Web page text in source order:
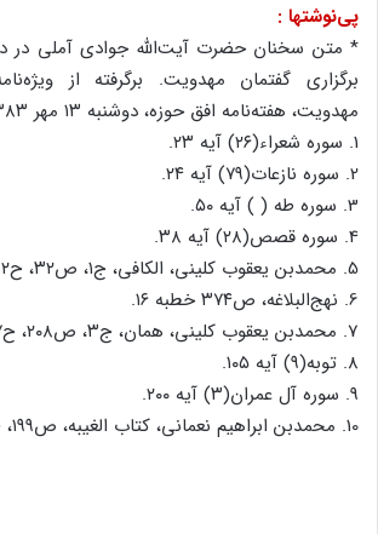
پی‌نوشتها :
* متن‌ سخنان‌ حضرت‌ آیت‌الله جوادی‌ آملی‌ در
برگزاری‌ گفتمان‌ مهدویت‌. برگرفته‌ از
مهدویت‌، هفته‌نامه‌ افق‌ حوزه‌، دوشنبه‌ ۱۳ مهر ۱۳۸۳.
1. سوره‌ شعراء(۲۶) آیه‌ ۲۳.
2. سوره‌ نازعات‌(۷۹) آیه‌ ۲۴.
3. سوره‌ طه‌ ( ) آیه‌ ۵۰.
4. سوره‌ قصص‌(۲۸) آیه‌ ۳۸.
5. محمدبن‌ یعقوب‌ کلینی‌، الکافی‌، ج‌۱، ص‌۳۲، ح‌۲.
6. نهج‌البلاغه‌، ص‌۳۷۴ خطبه‌ ۱۶.
7. محمدبن‌ یعقوب‌ کلینی‌، همان‌، ج‌۳، ص‌۲۰۸، ح‌۷.
8. توبه‌(۹) آیه‌ ۱۰۵.
9. سوره‌ آل‌ عمران‌(۳) آیه‌ ۲۰۰.
10. محمدبن‌ ابراهیم‌ نعمانی‌، کتاب‌ الغیبه‌، ص‌۱۹۹، ح‌۱۲.